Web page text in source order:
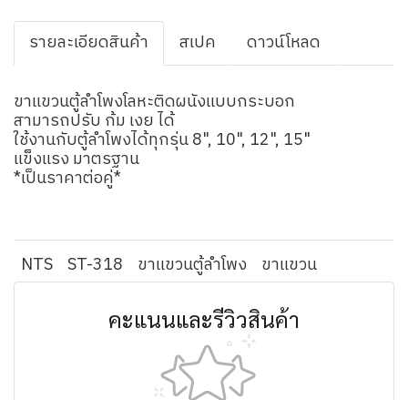
รายละเอียดสินค้า สเปค ดาวน์โหลด
ขาแขวนตู้ลำโพงโลหะติดผนังแบบกระบอก
สามารถปรับ ก้ม เงย ได้
ใช้งานกับตู้ลำโพงได้ทุกรุ่น 8", 10", 12", 15"
แข็งแรง มาตรฐาน
*เป็นราคาต่อคู่*
NTS ST-318 ขาแขวนตู้ลำโพง ขาแขวน
คะแนนและรีวิวสินค้า